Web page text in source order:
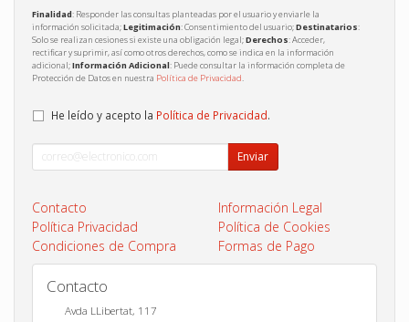
Finalidad: Responder las consultas planteadas por el usuario y enviarle la
información solicitada;Legitimación: Consentimiento del usuario;Destinatarios:
Solo se realizan cesiones si existe una obligación legal;Derechos: Acceder,
rectificar y suprimir, así como otros derechos, como se indica en la información
adicional;Información Adicional: Puede consultar la información completa de
Protección de Datos en nuestra Política de Privacidad.
He leído y acepto la Política de Privacidad.
Enviar
Contacto
Información Legal
Política Privacidad
Política de Cookies
Condiciones de Compra
Formas de Pago
Contacto
Avda LLibertat, 117